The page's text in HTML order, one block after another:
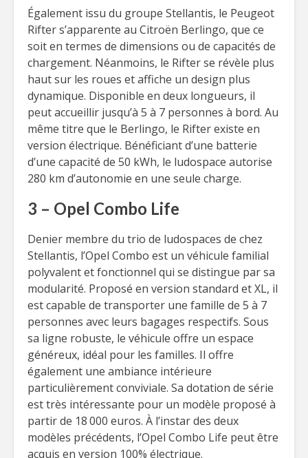
Également issu du groupe Stellantis, le Peugeot
Rifter s’apparente au Citroën Berlingo, que ce
soit en termes de dimensions ou de capacités de
chargement. Néanmoins, le Rifter se révèle plus
haut sur les roues et affiche un design plus
dynamique. Disponible en deux longueurs, il
peut accueillir jusqu’à 5 à 7 personnes à bord. Au
même titre que le Berlingo, le Rifter existe en
version électrique. Bénéficiant d’une batterie
d’une capacité de 50 kWh, le ludospace autorise
280 km d’autonomie en une seule charge.
3 – Opel Combo Life
Denier membre du trio de ludospaces de chez
Stellantis, l’Opel Combo est un véhicule familial
polyvalent et fonctionnel qui se distingue par sa
modularité. Proposé en version standard et XL, il
est capable de transporter une famille de 5 à 7
personnes avec leurs bagages respectifs. Sous
sa ligne robuste, le véhicule offre un espace
généreux, idéal pour les familles. Il offre
également une ambiance intérieure
particulièrement conviviale. Sa dotation de série
est très intéressante pour un modèle proposé à
partir de 18 000 euros. À l’instar des deux
modèles précédents, l’Opel Combo Life peut être
acquis en version 100% électrique.